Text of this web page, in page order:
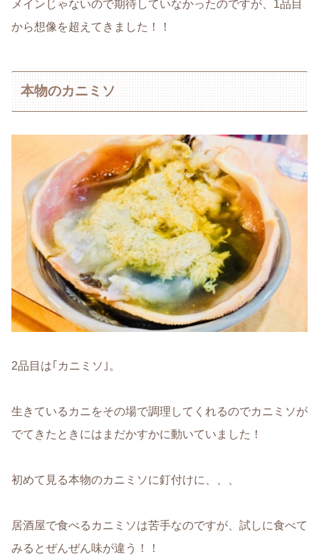
メインじゃないので期待していなかったのですが、1品目
から想像を超えてきました！！
本物のカニミソ
2品目は｢カニミソ｣。
生きているカニをその場で調理してくれるのでカニミソが
でてきたときにはまだかすかに動いていました！
初めて見る本物のカニミソに釘付けに、、、
居酒屋で食べるカニミソは苦手なのですが、試しに食べて
みるとぜんぜん味が違う！！